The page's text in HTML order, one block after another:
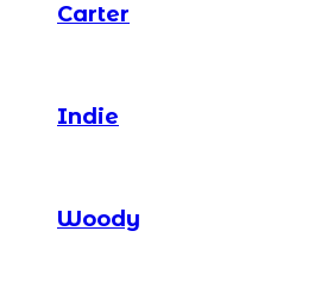
Carter
Indie
Woody